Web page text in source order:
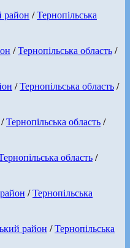
район /Тернопільська
/Тернопільська область/
/Тернопільська область/
/Тернопільська область/
область/
/Тернопільська
район /Тернопільська